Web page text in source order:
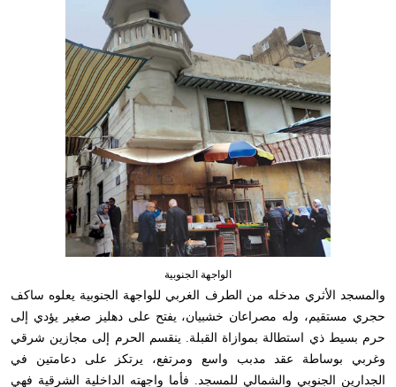
الواجهة الجنوبية
والمسجد الأثري مدخله من الطرف الغربي للواجهة الجنوبية يعلوه ساكف
حجري مستقيم، وله مصراعان خشبيان، يفتح على دهليز صغير يؤدي إلى
حرم بسيط ذي استطالة بموازاة القبلة. ينقسم الحرم إلى مجازين شرقي
وغربي بوساطة عقد مدبب واسع ومرتفع، يرتكز على دعامتين في
الجدارين الجنوبي والشمالي للمسجد. فأما واجهته الداخلية الشرقية فهي